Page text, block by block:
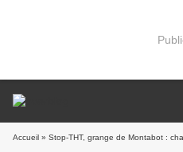
Accueil » Stop-THT, grange de Montabot :